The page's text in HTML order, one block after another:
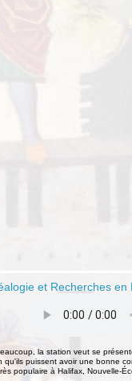
et Recherches
la station veut se
puissent avoir une bonne
populaire à Halifax, Nouvelle-